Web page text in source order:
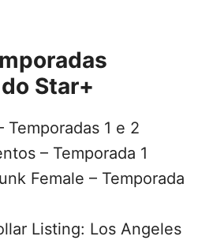
Star+
Temporadas 1 e 2
– Temporada 1
Female – Temporada
Listing: Los Angeles